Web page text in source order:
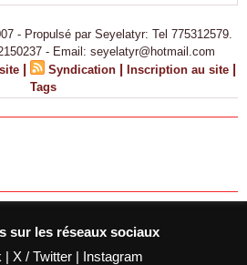
- Propulsé par Seyelatyr: Tel 775312579.
- Email: seyelatyr@hotmail.com
| Syndication | Inscription au site |
Tags
sur les réseaux sociaux
| X / Twitter | Instagram